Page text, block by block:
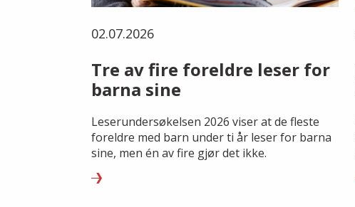
02.07.2026
Tre av fire foreldre leser for
barna sine
Leserundersøkelsen 2026 viser at de fleste
foreldre med barn under ti år leser for barna
sine, men én av fire gjør det ikke.